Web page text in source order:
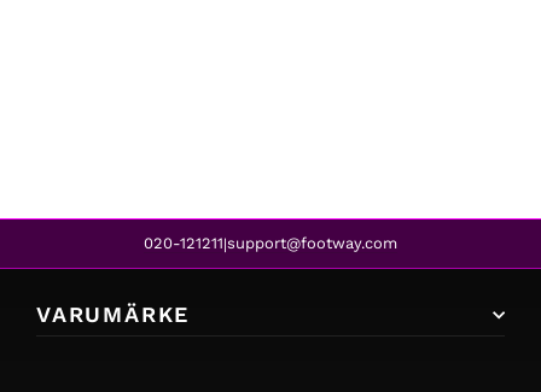
020-121211|support@footway.com
VARUMÄRKE